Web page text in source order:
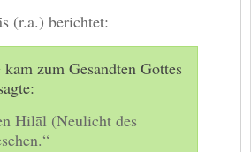
(r.a.) berichtet:
zum Gesandten Gottes
Hilāl (Neulicht des